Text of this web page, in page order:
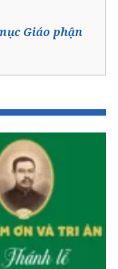
Giáo phận